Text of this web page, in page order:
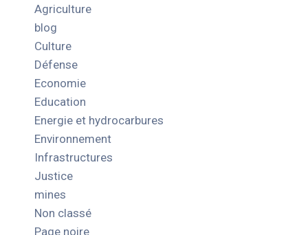
Agriculture
blog
Culture
Défense
Economie
Education
Energie et hydrocarbures
Environnement
Infrastructures
Justice
mines
Non classé
Page noire